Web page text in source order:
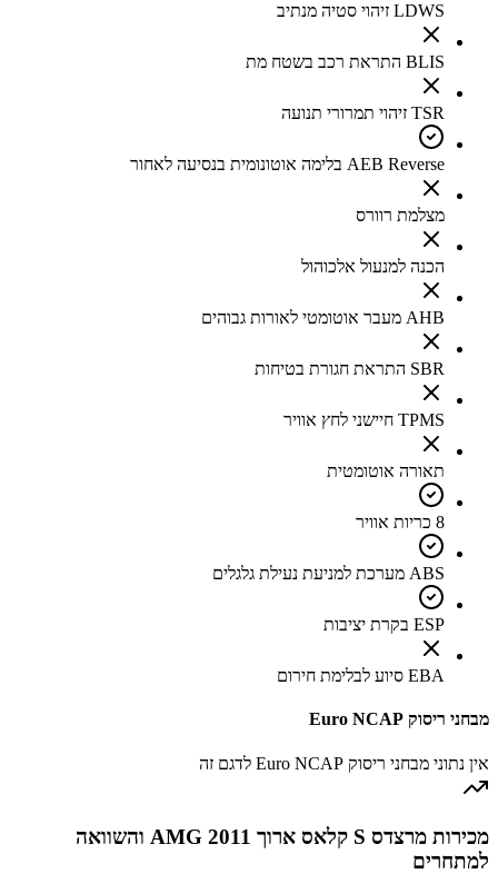
LDWS זיהוי סטיה מנתיב
BLIS התראת רכב בשטח מת
TSR זיהוי תמרורי תנועה
AEB Reverse בלימה אוטונומית בנסיעה לאחור
מצלמת רוורס
הכנה למנעול אלכוהול
AHB מעבר אוטומטי לאורות גבוהים
SBR התראת חגורת בטיחות
TPMS חיישני לחץ אוויר
תאורה אוטומטית
8 כריות אוויר
ABS מערכת למניעת נעילת גלגלים
ESP בקרת יציבות
EBA סיוע לבלימת חירום
מבחני ריסוק Euro NCAP
אין נתוני מבחני ריסוק Euro NCAP לדגם זה
מכירות מרצדס S קלאס ארוך AMG 2011 והשוואה
למתחרים